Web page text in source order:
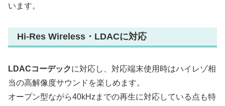
います。
Hi-Res Wireless・LDACに対応
LDACコーデックに対応し、対応端末使用時はハイレゾ相
当の高解像度サウンドを楽しめます。
オープン型ながら40kHzまでの再生に対応している点も特